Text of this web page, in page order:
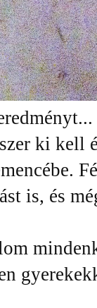
ki kell
is, és